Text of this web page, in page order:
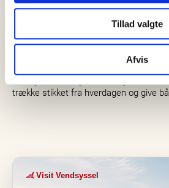
Tillad valgte
Afvis
Yoga, sang og klang
Utzons smukke
trække stikket fra hverdagen og give
Visit Vendsyssel